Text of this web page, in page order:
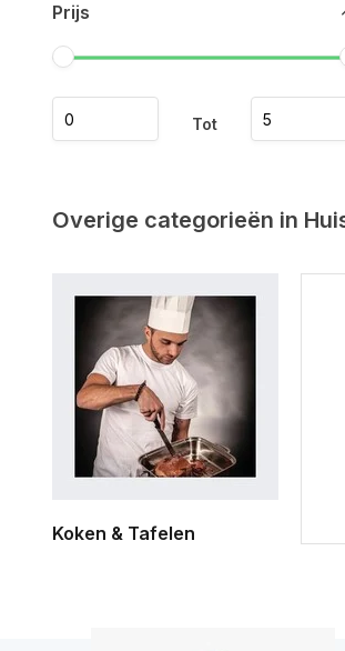
Prijs
Tot
Overige categorieën in
Koken & Tafelen